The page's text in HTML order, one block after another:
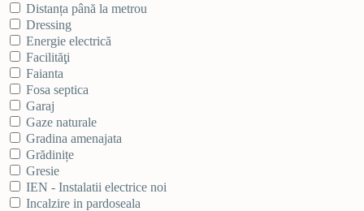
Distanța până la metrou
Dressing
Energie electrică
Facilităţi
Faianta
Fosa septica
Garaj
Gaze naturale
Gradina amenajata
Grădinițe
Gresie
IEN - Instalatii electrice noi
Incalzire in pardoseala